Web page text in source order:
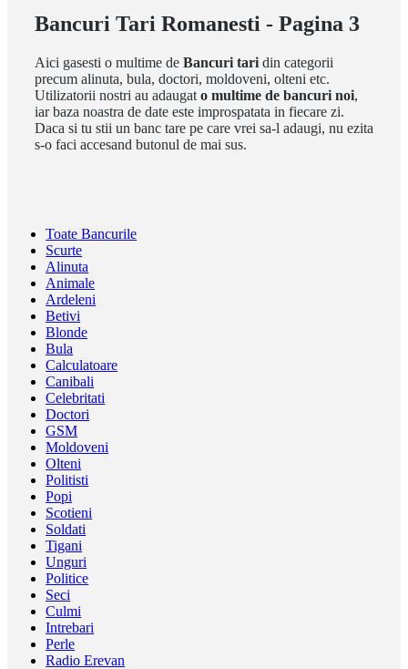
Bancuri Tari Romanesti - Pagina 3
Aici gasesti o multime de Bancuri tari din categorii
precum alinuta, bula, doctori, moldoveni, olteni etc.
Utilizatorii nostri au adaugat o multime de bancuri noi,
iar baza noastra de date este improspatata in fiecare zi.
Daca si tu stii un banc tare pe care vrei sa-l adaugi, nu ezita
s-o faci accesand butonul de mai sus.
Toate Bancurile
Scurte
Alinuta
Animale
Ardeleni
Betivi
Blonde
Bula
Calculatoare
Canibali
Celebritati
Doctori
GSM
Moldoveni
Olteni
Politisti
Popi
Scotieni
Soldati
Tigani
Unguri
Politice
Seci
Culmi
Intrebari
Perle
Radio Erevan